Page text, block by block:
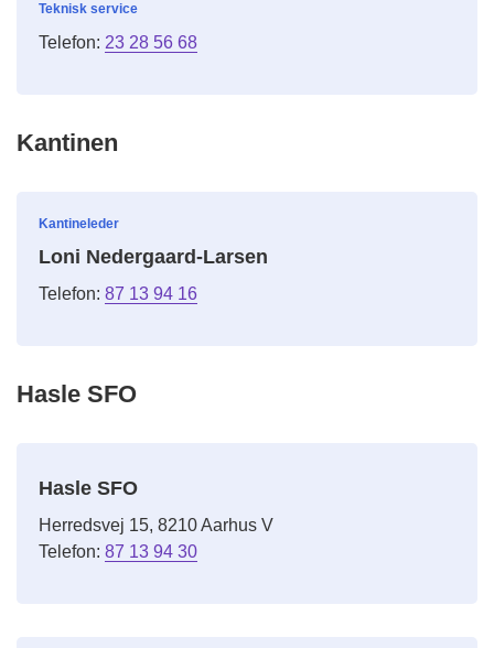
Teknisk service
Telefon: 23 28 56 68
Kantinen
Kantineleder
Loni Nedergaard-Larsen
Telefon: 87 13 94 16
Hasle SFO
Hasle SFO
Herredsvej 15, 8210 Aarhus V
Telefon: 87 13 94 30